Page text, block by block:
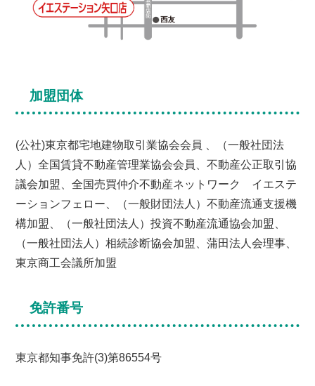
加盟団体
(公社)東京都宅地建物取引業協会会員 、（一般社団法
人）全国賃貸不動産管理業協会会員、不動産公正取引協
議会加盟、全国売買仲介不動産ネットワーク イエステ
ーションフェロー、（一般財団法人）不動産流通支援機
構加盟、（一般社団法人）投資不動産流通協会加盟、
（一般社団法人）相続診断協会加盟、蒲田法人会理事、
東京商工会議所加盟
免許番号
東京都知事免許(3)第86554号